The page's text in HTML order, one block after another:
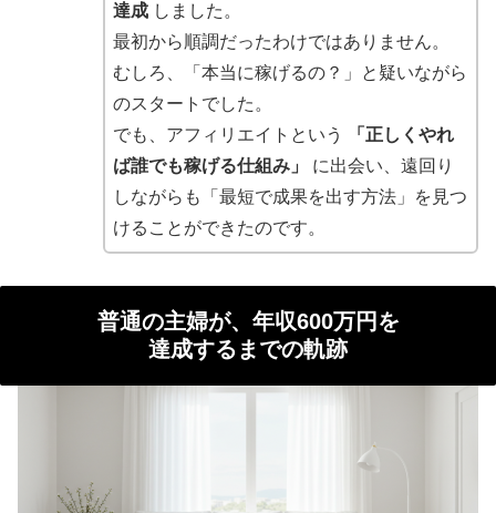
達成しました。
最初から順調だったわけではありません。
むしろ、「本当に稼げるの？」と疑いながら
のスタートでした。
でも、アフィリエイトという
「正しくやれ
ば誰でも稼げる仕組み」
に出会い、遠回り
しながらも「最短で成果を出す方法」を見つ
けることができたのです。
普通の主婦が、年収600万円を
達成するまでの軌跡